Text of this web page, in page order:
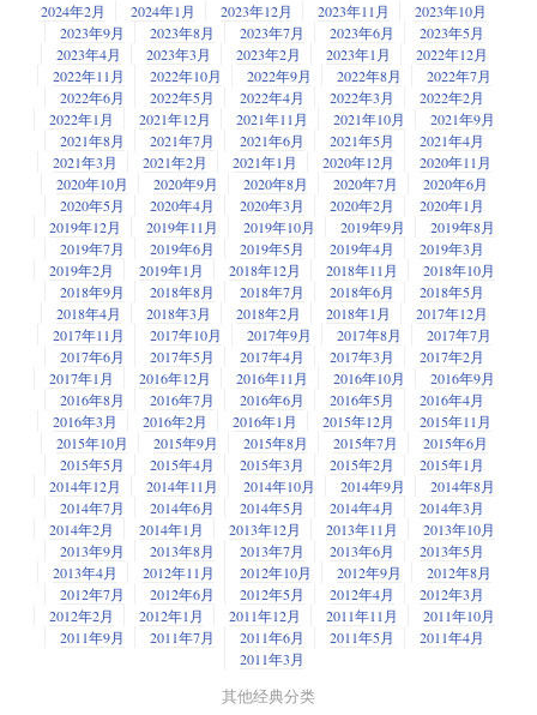
2024年2月 2024年1月 2023年12月 2023年11月
2023年10月
2023年9月
2023年8月 2023年7月 2023年6月
2023年5月
2023年4月
2023年3月 2023年2月 2023年1月
2022年12月
2022年11月
2022年10月 2022年9月 2022年8月
2022年7月
2022年6月
2022年5月 2022年4月 2022年3月
2022年2月
2022年1月
2021年12月 2021年11月 2021年10月
2021年9月
2021年8月
2021年7月 2021年6月 2021年5月
2021年4月
2021年3月
2021年2月 2021年1月 2020年12月
2020年11月
2020年10月
2020年9月 2020年8月 2020年7月
2020年6月
2020年5月
2020年4月 2020年3月 2020年2月
2020年1月
2019年12月
2019年11月 2019年10月 2019年9月
2019年8月
2019年7月
2019年6月 2019年5月 2019年4月
2019年3月
2019年2月
2019年1月 2018年12月 2018年11月
2018年10月
2018年9月
2018年8月 2018年7月 2018年6月
2018年5月
2018年4月
2018年3月 2018年2月 2018年1月
2017年12月
2017年11月
2017年10月 2017年9月 2017年8月
2017年7月
2017年6月
2017年5月 2017年4月 2017年3月
2017年2月
2017年1月
2016年12月 2016年11月 2016年10月
2016年9月
2016年8月
2016年7月 2016年6月 2016年5月
2016年4月
2016年3月
2016年2月 2016年1月 2015年12月
2015年11月
2015年10月
2015年9月 2015年8月 2015年7月
2015年6月
2015年5月
2015年4月 2015年3月 2015年2月
2015年1月
2014年12月
2014年11月 2014年10月 2014年9月
2014年8月
2014年7月
2014年6月 2014年5月 2014年4月
2014年3月
2014年2月
2014年1月 2013年12月 2013年11月
2013年10月
2013年9月
2013年8月 2013年7月 2013年6月
2013年5月
2013年4月
2012年11月 2012年10月 2012年9月
2012年8月
2012年7月
2012年6月 2012年5月 2012年4月
2012年3月
2012年2月
2012年1月 2011年12月 2011年11月
2011年10月
2011年9月
2011年7月 2011年6月 2011年5月
2011年4月
2011年3月
其他经典分类